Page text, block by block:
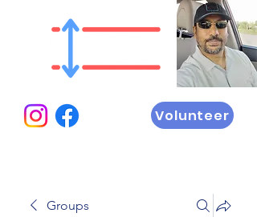
Volunteer
Groups